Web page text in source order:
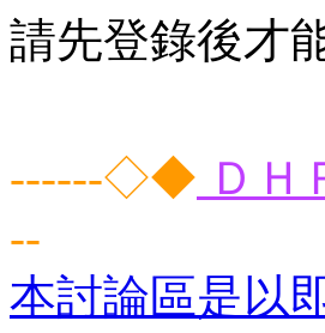
請先登錄後才
------◇◆ ＤＨ
--
本討論區是以